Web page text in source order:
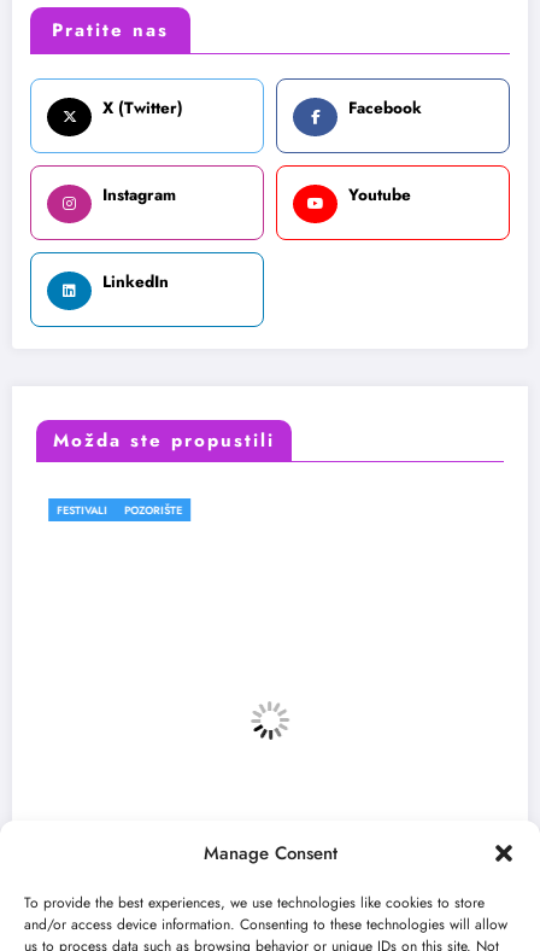
Manage Consent
To provide the best experiences, we use technologies like cookies to store
and/or access device information. Consenting to these technologies will allow
us to process data such as browsing behavior or unique IDs on this site. Not
Pratite nas
X (Twitter) Facebook
Instagram Youtube
LinkedIn
Možda ste propustili